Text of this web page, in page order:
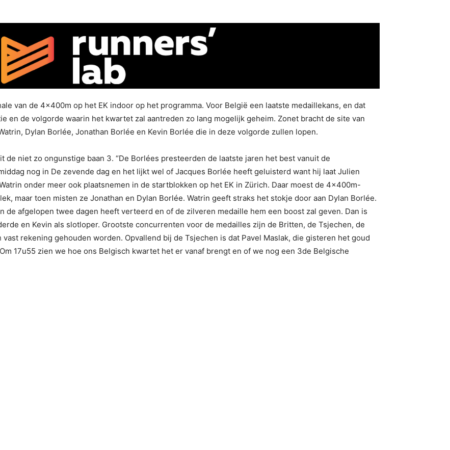
van de 4x400m op het EK indoor op het programma. Voor België een laatste medaillekans, en dat
en de volgorde waarin het kwartet zal aantreden zo lang mogelijk geheim. Zonet bracht de site van
Dylan Borlée, Jonathan Borlée en Kevin Borlée die in deze volgorde zullen lopen.
niet zo ongunstige baan 3. “De Borlées presteerden de laatste jaren het best vanuit de
nog in De zevende dag en het lijkt wel of Jacques Borlée heeft geluisterd want hij laat Julien
onder meer ook plaatsnemen in de startblokken op het EK in Zürich. Daar moest de 4x400m-
maar toen misten ze Jonathan en Dylan Borlée. Watrin geeft straks het stokje door aan Dylan Borlée.
de afgelopen twee dagen heeft verteerd en of de zilveren medaille hem een boost zal geven. Dan is
en Kevin als slotloper. Grootste concurrenten voor de medailles zijn de Britten, de Tsjechen, de
rekening gehouden worden. Opvallend bij de Tsjechen is dat Pavel Maslak, die gisteren het goud
17u55 zien we hoe ons Belgisch kwartet het er vanaf brengt en of we nog een 3de Belgische